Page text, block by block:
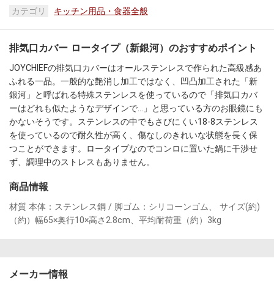
カテゴリ キッチン用品・食器全般
排気口カバー ロータイプ（新銀河）のおすすめポイント
JOYCHIEFの排気口カバーはオールステンレスで作られた高級感あ
ふれる一品。一般的な艶消し加工ではなく、凹凸加工された「新
銀河」と呼ばれる特殊ステンレスを使っているので「排気口カバ
ーはどれも似たようなデザインで…」と思っている方のお眼鏡にも
かないそうです。ステンレスの中でもさびにくい18-8ステンレス
を使っているので耐久性が高く、傷なしのきれいな状態を長く保
つことができます。ロータイプなのでコンロに置いた鍋に干渉せ
ず、調理中のストレスもありません。
商品情報
材質 本体：ステンレス鋼 / 脚ゴム：シリコーンゴム、 サイズ(約)
（約）幅65×奥行10×高さ2.8cm、平均耐荷重（約）3kg
メーカー情報